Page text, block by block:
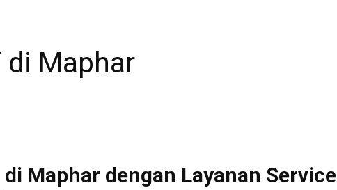
di Maphar
Maphar dengan Layanan Service